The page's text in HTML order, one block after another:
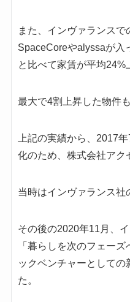
また、インヴァランスで
SpaceCoreやalyssaが入
と比べて家賃が平均24%
最大で4割上昇した物件
上記の実績から、2017
化のため、株式会社アク
当時はインヴァランス社
その後の2020年11月、
「暮らしを次のフェー
ックベンチャーとしての
た。